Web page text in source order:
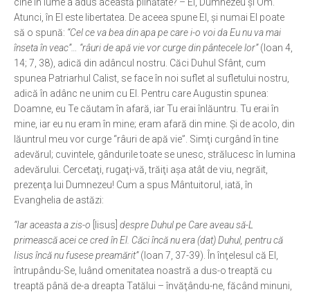
Atunci, în El este libertatea. De aceea spune El, şi numai El poate
să o spună: “Cel ce va bea din apa pe care i-o voi da Eu nu va mai
înseta în veac”… “râuri de apă vie vor curge din pântecele lor”(Ioan 4,
14; 7, 38), adică din adâncul nostru. Căci Duhul Sfânt, cum
spunea Patriarhul Calist, se face în noi suflet al sufletului nostru,
adică în adânc ne unim cu El. Pentru care Augustin spunea:
Doamne, eu Te căutam în afară, iar Tu erai înlăuntru. Tu erai în
mine, iar eu nu eram în mine; eram afară din mine. Şi de acolo, din
lăuntrul meu vor curge “râuri de apă vie”. Simţi curgând în tine
adevărul; cuvintele, gândurile toate se unesc, strălucesc în lumina
adevărului. Cercetaţi, rugaţi-vă, trăiţi aşa atât de viu, negrăit,
prezenţa lui Dumnezeu! Cum a spus Mântuitorul, iată, în
Evanghelia de astăzi:
“Iar aceasta a zis-o [Iisus] despre Duhul pe Care aveau să-L
primească acei ce cred în El. Căci încă nu era (dat) Duhul, pentru că
Iisus încă nu fusese preamărit”(Ioan 7, 37-39). În înţelesul că El,
întrupându-Se, luând omenitatea noastră a dus-o treaptă cu
treaptă până de-a dreapta Tatălui – învăţându-ne, făcând minuni,